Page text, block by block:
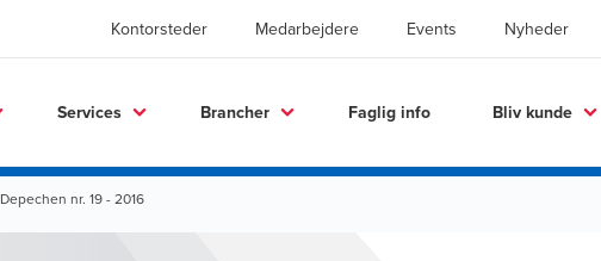
Kontorsteder Medarbejdere Events Nyheder
Services Brancher Faglig info Bliv kunde
Depechen nr. 19 - 2016